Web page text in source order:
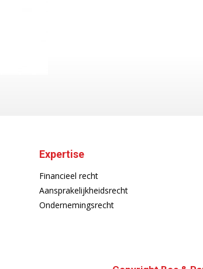
Expertise
Financieel recht
Aansprakelijkheidsrecht
Ondernemingsrecht